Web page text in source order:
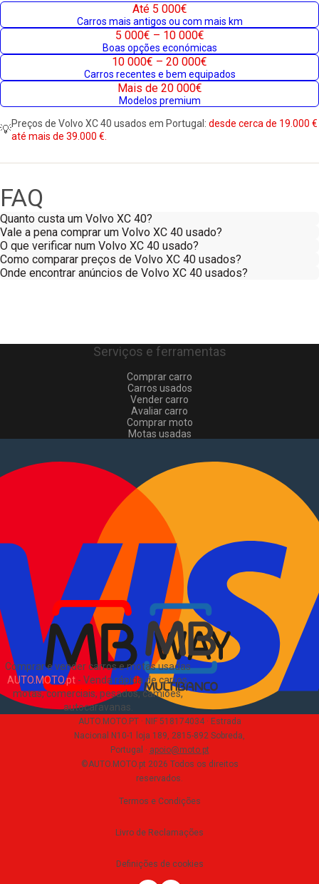
Até 5 000€
Carros mais antigos ou com mais km
5 000€ – 10 000€
Boas opções económicas
10 000€ – 20 000€
Carros recentes e bem equipados
Mais de 20 000€
Modelos premium
💡Preços de Volvo XC 40 usados em Portugal: desde cerca de 19.000 €
até mais de 39.000 €.
FAQ
Quanto custa um Volvo XC 40?
Vale a pena comprar um Volvo XC 40 usado?
O que verificar num Volvo XC 40 usado?
Como comparar preços de Volvo XC 40 usados?
Onde encontrar anúncios de Volvo XC 40 usados?
Comprar e vender carros e motas usadas
AUTO.MOTO.pt- Venda rápida de carros,
motas, comerciais, pesados, camiões,
autocaravanas
Serviços e ferramentas
Comprar carro
Carros usados
Vender carro
Avaliar carro
Comprar moto
Motas usadas
Comerciais usados
Vender comerciais
Informações
Como comprar e vender
Pacotes de anúncios
Verificar VIN e matrícula
Sitemap
EN
Sobre Nós
AUTO.MOTO.PT · NIF 518174034 · Estrada
Nacional N10-1 loja 189, 2815-892 Sobreda,
Portugal · apoio@moto.pt
©AUTO.MOTO.pt 2026 Todos os direitos
reservados.
Termos e Condições
Livro de Reclamações
Definições de cookies